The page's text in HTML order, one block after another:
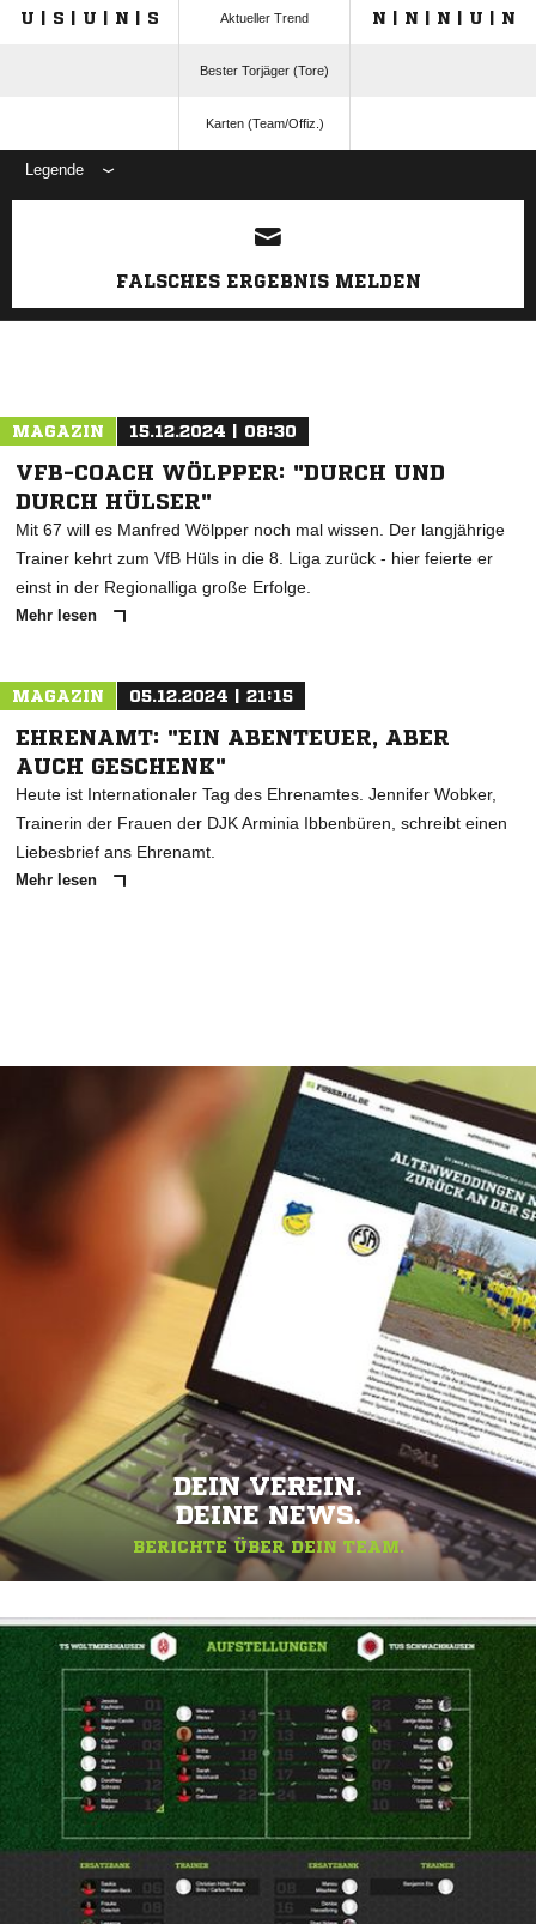
U | S | U | N | S Aktueller Trend N | N | N | U | N
Bester Torjäger (Tore)
Karten (Team/Offiz.)
Legende
ANZEIGE
FALSCHES ERGEBNIS MELDEN
MAGAZIN 15.12.2024 | 08:30
VFB-COACH WÖLPPER: "DURCH UND
DURCH HÜLSER"
Mit 67 will es Manfred Wölpper noch mal wissen. Der langjährige
Trainer kehrt zum VfB Hüls in die 8. Liga zurück - hier feierte er
einst in der Regionalliga große Erfolge.
Mehr lesen
MAGAZIN 05.12.2024 | 21:15
EHRENAMT: "EIN ABENTEUER, ABER
AUCH GESCHENK"
Heute ist Internationaler Tag des Ehrenamtes. Jennifer Wobker,
Trainerin der Frauen der DJK Arminia Ibbenbüren, schreibt einen
Liebesbrief ans Ehrenamt.
Mehr lesen
DEIN VEREIN.
DEINE NEWS.
BERICHTE ÜBER DEIN TEAM.